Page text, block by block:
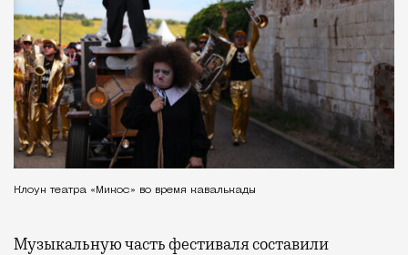
Клоун театра «Микос» во время кавалькады
Музыкальную часть фестиваля составили